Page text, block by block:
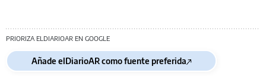
PRIORIZA ELDIARIOAR EN GOOGLE
Añade elDiarioAR como fuente preferida